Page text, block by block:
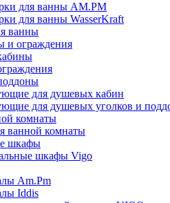
для ванны AM.PM
для ванны WasserKraft
ванны
и ограждения
для душевых кабин
для душевых уголков и
комнаты
ванной комнаты
шкафы
шкафы Vigo
Am.Pm
Iddis